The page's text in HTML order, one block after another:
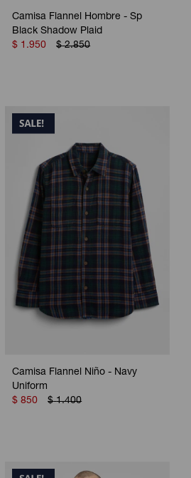
Camisa Flannel Hombre - Sp
Black Shadow Plaid
$ 1.950 $ 2.850
Camisa Flannel Niño - Navy
Uniform
$ 850 $ 1.400